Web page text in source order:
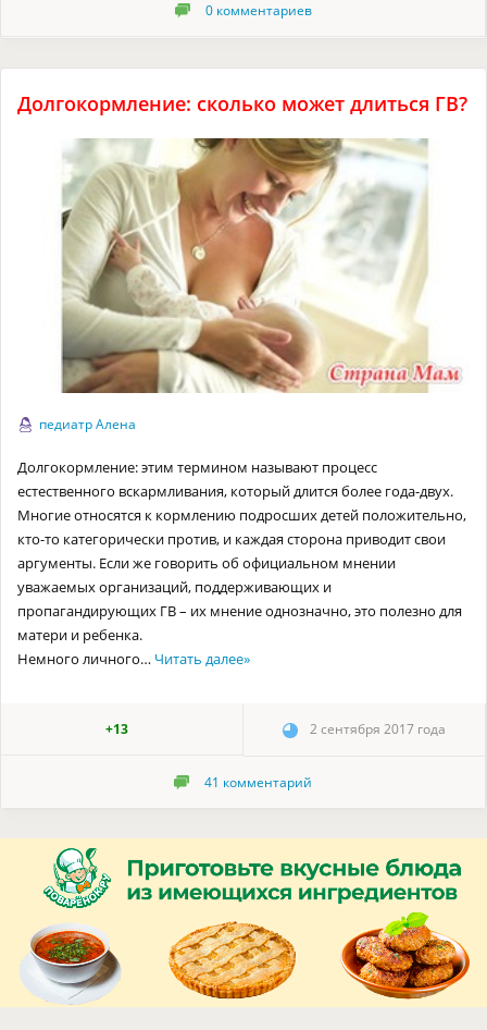
0 комментариев
Долгокормление: сколько может длиться ГВ?
педиатр Алена
Долгокормление: этим термином называют процесс
естественного вскармливания, который длится более года-двух.
Многие относятся к кормлению подросших детей положительно,
кто-то категорически против, и каждая сторона приводит свои
аргументы. Если же говорить об официальном мнении
уважаемых организаций, поддерживающих и
пропагандирующих ГВ – их мнение однозначно, это полезно для
матери и ребенка.
Немного личного… Читать далее»
+13 2 сентября 2017 года
41 комментарий